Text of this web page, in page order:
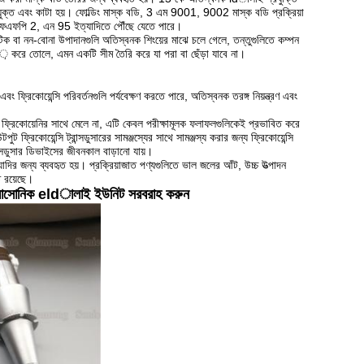
এবং কাটা হয়। ফোল্ডিং মাস্ক বডি, 3 এম 9001, 9002 মাস্ক বডি প্রক্রিয়া
2, এন 95 ইত্যাদিতে পৌঁছে যেতে পারে।
বা নন-বোনা উপাদানগুলি অতিস্বনক শিংয়ের মাঝে চলে গেলে, তন্তুগুলিতে কম্পন
তোলে, এমন একটি সীম তৈরি করে যা পরা বা ছেঁড়া যাবে না।
পরিবর্তনগুলি পর্যবেক্ষণ করতে পারে, অতিস্বনক তরঙ্গ নিয়ন্ত্রণ এবং
সাথে মেলে না, এটি কেবল পরীক্ষামূলক ফলাফলগুলিকেই প্রভাবিত করে
ট্রান্সডুসারের সামঞ্জস্যের সাথে সামঞ্জস্য করার জন্য ফ্রিকোয়েন্সি
ডিভাইসের জীবনকাল বাড়ানো যায়।
জন্য ব্যবহৃত হয়। প্রক্রিয়াজাত পণ্যগুলিতে ভাল জলের আঁট, উচ্চ উত্পাদন
eldালাই ইউনিট সরবরাহ করুন